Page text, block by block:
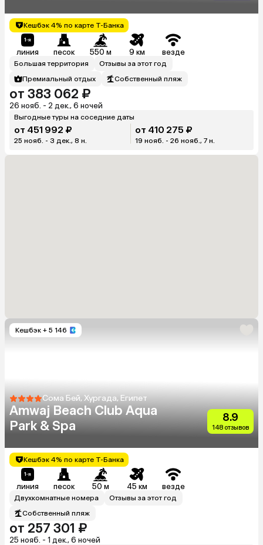
Кешбэк 4% по карте Т-Банка
линия песок 550 м 9 км везде
Большая территория
Отзывы за этот год
Премиальный отдых
Собственный пляж
от 383 062 ₽
26 нояб. - 2 дек., 6 ночей
Выгодные туры на соседние даты
от 451 992 ₽
25 нояб. - 3 дек., 8 н.
от 410 275 ₽
19 нояб. - 26 нояб., 7 н.
Кешбэк + 5 146
Сома Бей, Хургада, Египет
Amwaj Beach Club Aqua
Park & Spa
8.9
148 отзывов
Кешбэк 4% по карте Т-Банка
линия песок 50 м 45 км везде
Двухкомнатные номера
Отзывы за этот год
Собственный пляж
от 257 301 ₽
25 нояб. - 1 дек., 6 ночей